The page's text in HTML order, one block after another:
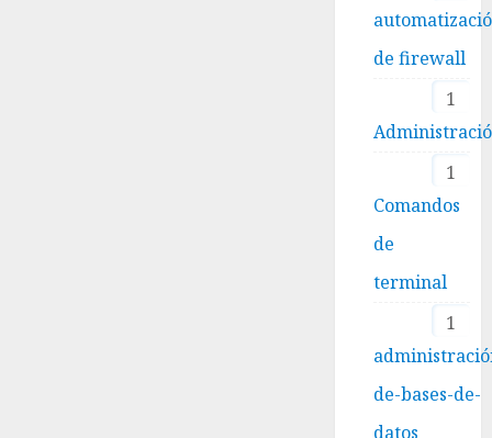
de firewall
1
1
Comandos
de
terminal
1
de-bases-de-
datos